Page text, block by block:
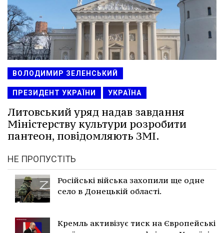
ВОЛОДИМИР ЗЕЛЕНСЬКИЙ
ПРЕЗИДЕНТ УКРАЇНИ УКРАЇНА
Литовський уряд надав завдання
Міністерству культури розробити
пантеон, повідомляють ЗМІ.
НЕ ПРОПУСТІТЬ
Російські війська захопили ще одне
село в Донецькій області.
Кремль активізує тиск на Європейські